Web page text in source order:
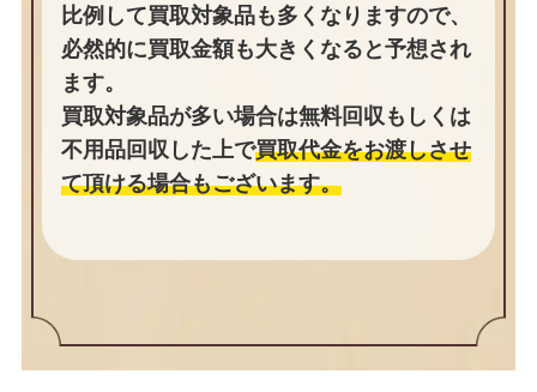
比例して買取対象品も多くなりますので、
必然的に買取金額も大きくなると予想され
ます。
買取対象品が多い場合は無料回収もしくは
不用品回収した上で買取代金をお渡しさせ
て頂ける場合もございます。